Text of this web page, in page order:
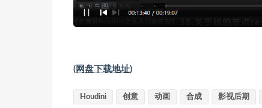
(网盘下载地址)
Houdini 创意 动画 合成 影视后期